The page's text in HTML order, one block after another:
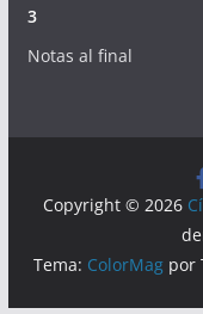
3
Notas al final
Copyright © 2026
Tema: ColorMag por